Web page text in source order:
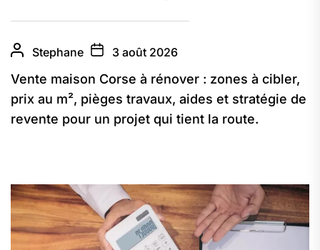
Stephane 3 août 2026
Vente maison Corse à rénover : zones à cibler,
prix au m², pièges travaux, aides et stratégie de
revente pour un projet qui tient la route.